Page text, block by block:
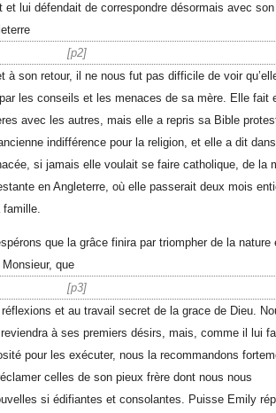
et lui défendait de correspondre désormais avec son
p2
à son retour, il ne nous fut pas difficile de voir
les conseils et les menaces de sa mère. Elle fait
avec les autres, mais elle a repris sa Bible
indifférence pour la religion, et elle a dit
si jamais elle voulait se faire catholique, de la
en Angleterre, où elle passerait deux mois
famille.
que la grâce finira par triompher de la nature
Monsieur, que
p3
et au travail secret de la grace de Dieu.
à ses premiers désirs, mais, comme il lui
pour les exécuter, nous la recommandons
celles de son pieux frère dont nous nous
si édifiantes et consolantes. Puisse Emily